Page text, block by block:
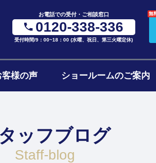
お電話での受付・ご相談窓口
0120-338-336
受付時間/9：00~18：00 (水曜、祝日、第三火曜定休)
無
1階・まるごとリノベ
リフォームの流れ
様の声 ショールームのご案内
ッフブログ
staff-blog